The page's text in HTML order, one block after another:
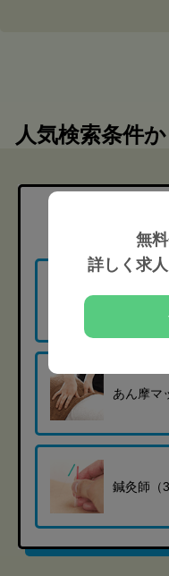
人気検索条件
あん摩マ
鍼灸師（
無
詳しく求